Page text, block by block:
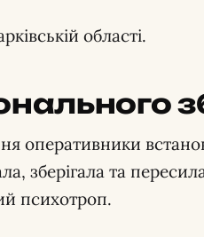
області.
оперативники
зберігала та
психотроп.